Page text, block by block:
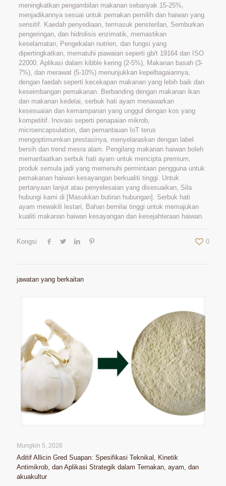
meningkatkan pengambilan makanan sebanyak 15-25%,
menjadikannya sesuai untuk pemakan pemilih dan haiwan yang
sensitif. Kaedah penyediaan, termasuk pensterilan, Semburkan
pengeringan, dan hidrolisis enzimatik, memastikan
keselamatan, Pengekalan nutrien, dan fungsi yang
dipertingkatkan, mematuhi piawaian seperti gb/t 19164 dan ISO
22000. Aplikasi dalam kibble kering (2-5%), Makanan basah (3-
7%), dan merawat (5-10%) menunjukkan kepelbagaiannya,
dengan faedah seperti kecekapan makanan yang lebih baik dan
keseimbangan pemakanan. Berbanding dengan makanan ikan
dan makanan kedelai, serbuk hati ayam menawarkan
kesesuaian dan kemampanan yang unggul dengan kos yang
kompetitif. Inovasi seperti penapaian mikrob,
microencapsulation, dan pemantauan IoT terus
mengoptimumkan prestasinya, menyelaraskan dengan label
bersih dan trend mesra alam. Pengilang makanan haiwan boleh
memanfaatkan serbuk hati ayam untuk mencipta premium,
produk semula jadi yang memenuhi permintaan pengguna untuk
pemakanan haiwan kesayangan berkualiti tinggi. Untuk
pertanyaan lanjut atau penyelesaian yang disesuaikan, Sila
hubungi kami di [Masukkan butiran hubungan]. Serbuk hati
ayam mewakili lestari, Bahan bernilai tinggi untuk memajukan
kualiti makanan haiwan kesayangan dan kesejahteraan haiwan.
Kongsi 0
jawatan yang berkaitan
Mungkin 5, 2026
Aditif Allicin Gred Suapan: Spesifikasi Teknikal, Kinetik
Antimikrob, dan Aplikasi Strategik dalam Ternakan, ayam, dan
akuakultur